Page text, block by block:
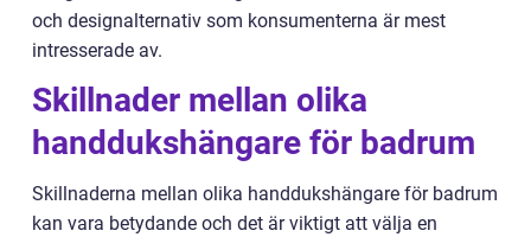
och designalternativ som konsumenterna är mest
intresserade av.
Skillnader mellan olika
handdukshängare för badrum
Skillnaderna mellan olika handdukshängare för badrum
kan vara betydande och det är viktigt att välja en